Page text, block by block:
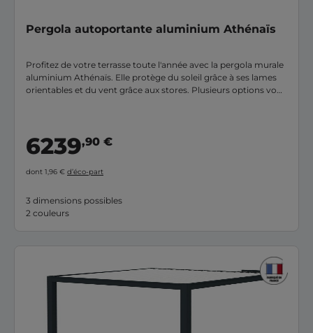
Pergola autoportante aluminium Athénaïs
Profitez de votre terrasse toute l'année avec la pergola murale
aluminium Athénaïs. Elle protège du soleil grâce à ses lames
orientables et du vent grâce aux stores. Plusieurs options vous
6239,90 €
dont 1,96 € d’éco-part
3 dimensions possibles
2 couleurs